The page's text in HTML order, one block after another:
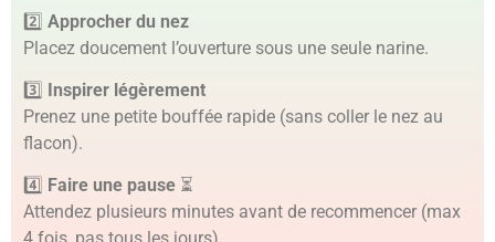
2️⃣ Approcher du nez
Placez doucement l’ouverture sous une seule narine.
3️⃣ Inspirer légèrement
Prenez une petite bouffée rapide (sans coller le nez au
flacon).
4️⃣ Faire une pause ⏳
Attendez plusieurs minutes avant de recommencer (max